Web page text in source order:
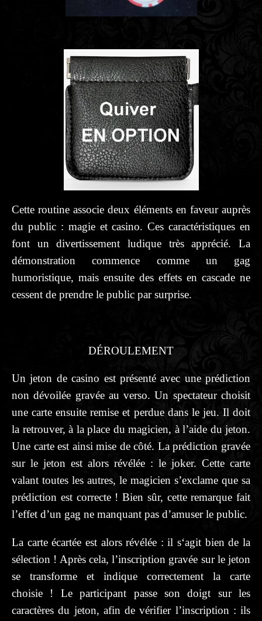
Cette routine associe deux éléments en faveur auprès
du public : magie et casino. Ces caractéristiques en
font un divertissement ludique très apprécié. La
démonstration commence comme un gag
humoristique, mais ensuite des effets en cascade ne
cessent de prendre le public par surprise.
DÉROULEMENT
Un jeton de casino est présenté avec une prédiction
non dévoilée gravée au verso. Un spectateur choisit
une carte ensuite remise et perdue dans le jeu. Il doit
la retrouver, à la place du magicien, à l’aide du jeton.
Une carte est ainsi mise de côté. La prédiction gravée
sur le jeton est alors révélée : le joker. Cette carte
valant toutes les autres, le magicien s’exclame que sa
prédiction est correcte ! Bien sûr, cette remarque fait
l’effet d’un gag ne manquant pas d’amuser le public.
La carte écartée est alors révélée : il s‘agit bien de la
sélection ! Après cela, l’inscription gravée sur le jeton
se transforme et indique correctement la carte
choisie ! Le participant passe son doigt sur les
caractères du jeton, afin de vérifier l’inscription : ils